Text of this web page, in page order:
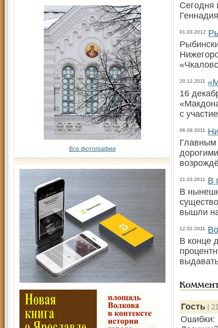
Все фотографии
Сегодня
01.03.2012
20.12.2011
16
с
06.09.2011
21.03.2011
В
В
вышли
12.01.2011
В конце
Гость |
Ошибки: